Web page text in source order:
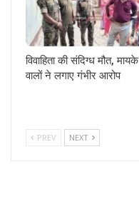
विवाहिता की संदिग्ध मौत, मायके
वालों ने लगाए गंभीर आरोप
PREV NEXT